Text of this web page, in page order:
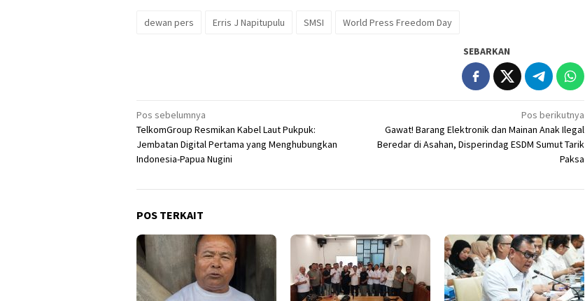
dewan pers Erris J Napitupulu SMSI World Press Freedom Day
SEBARKAN
Navigasi
pos
Pos sebelumnya
TelkomGroup Resmikan Kabel Laut Pukpuk:
Jembatan Digital Pertama yang Menghubungkan
Indonesia-Papua Nugini
Pos berikutnya
Gawat! Barang Elektronik dan Mainan Anak Ilegal
Beredar di Asahan, Disperindag ESDM Sumut Tarik
Paksa
POS TERKAIT